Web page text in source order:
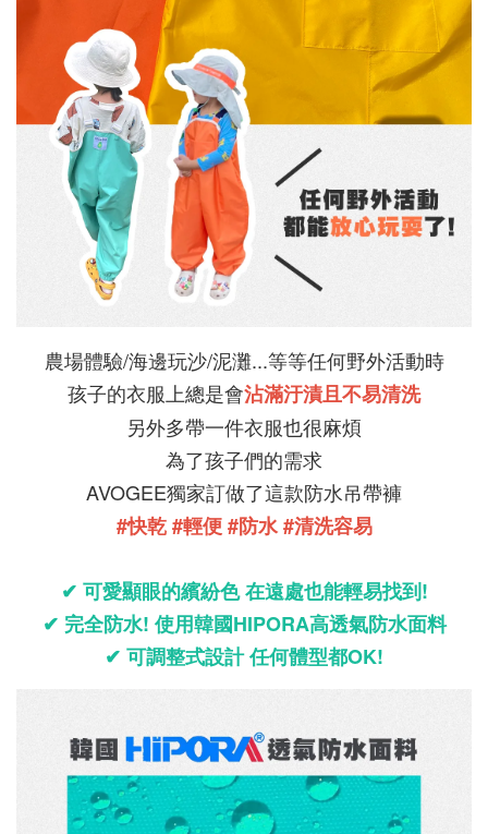
農場體驗/海邊玩沙/泥灘...等等任何野外活動時
孩子的衣服上總是會沾滿汙漬且不易清洗
另外多帶一件衣服也很麻煩
為了孩子們的需求
AVOGEE獨家訂做了這款防水吊帶褲
#快乾 #輕便 #防水#清洗容易
✔ 可愛顯眼的繽紛色 在遠處也能輕易找到!
✔ 完全防水! 使用韓國HIPORA高透氣防水面料
✔ 可調整式設計 任何體型都OK!